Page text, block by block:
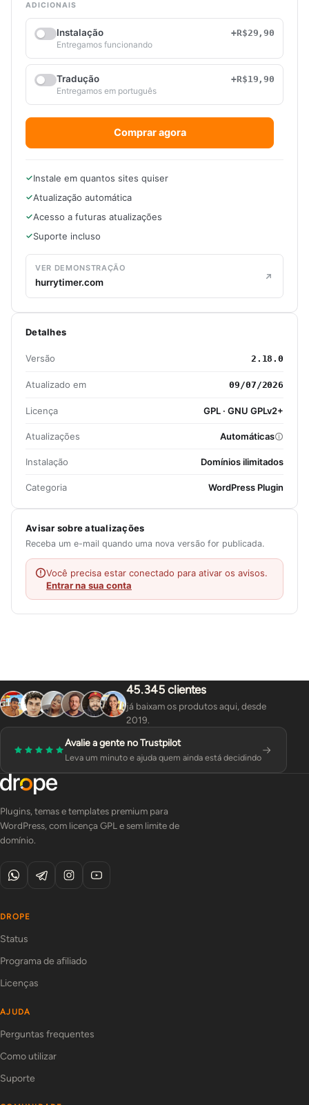
ADICIONAIS
Instalação
+R$29,90
Entregamos funcionando
Tradução
+R$19,90
Entregamos em português
Comprar agora
Instale em quantos sites quiser
Atualização automática
Acesso a futuras atualizações
Suporte incluso
VER DEMONSTRAÇÃO
hurrytimer.com
Detalhes
Versão 2.18.0
Atualizado em 09/07/2026
Licença GPL · GNU GPLv2+
Atualizações Automáticas
Instalação Domínios ilimitados
Categoria WordPress Plugin
Avisar sobre atualizações
Receba um e-mail quando uma nova versão for publicada.
Você precisa estar conectado para ativar os avisos.
Entrar na sua conta
45.345 clientes
já baixam os produtos aqui, desde
2019.
Avalie a gente no Trustpilot
Leva um minuto e ajuda quem ainda está decidindo
Plugins, temas e templates premium para
WordPress, com licença GPL e sem limite de
domínio.
DROPE
Status
Programa de afiliado
Licenças
AJUDA
Perguntas frequentes
Como utilizar
Suporte